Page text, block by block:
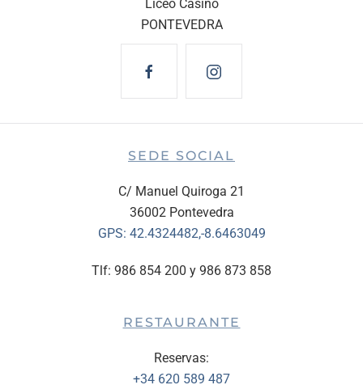
Liceo Casino
PONTEVEDRA
SEDE SOCIAL
C/ Manuel Quiroga 21
36002 Pontevedra
GPS: 42.4324482,-8.6463049
Tlf: 986 854 200 y 986 873 858
RESTAURANTE
Reservas:
+34 620 589 487